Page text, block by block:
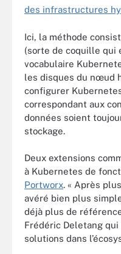
des infrastructures
Ici, la méthode
(sorte de coquille qui
vocabulaire
les disques du nœud
configurer
correspondant aux
données soient
stockage.
Deux extensions
à Kubernetes de
Portworx. « Après
avéré bien plus
déjà plus de
Frédéric Deletang
solutions dans